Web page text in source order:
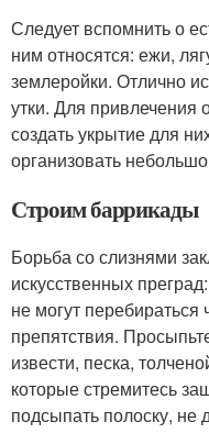
Следует вспомнить о
ним относятся: ежи,
землеройки. Отлично
утки. Для
создать укрытие для
организовать
Строим баррикады
Борьба со слизнями
искусственных
не могут
препятствия.
извести, песка,
которые стремитесь
подсыпать полоску, не